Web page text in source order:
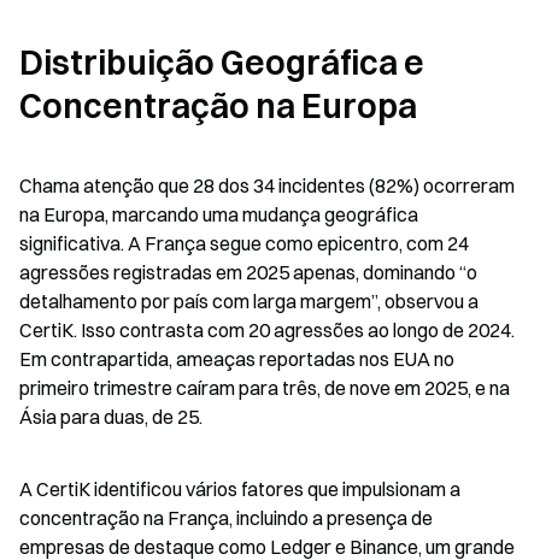
Distribuição Geográfica e
Concentração na Europa
Chama atenção que 28 dos 34 incidentes (82%) ocorreram
na Europa, marcando uma mudança geográfica
significativa. A França segue como epicentro, com 24
agressões registradas em 2025 apenas, dominando “o
detalhamento por país com larga margem”, observou a
CertiK. Isso contrasta com 20 agressões ao longo de 2024.
Em contrapartida, ameaças reportadas nos EUA no
primeiro trimestre caíram para três, de nove em 2025, e na
Ásia para duas, de 25.
A CertiK identificou vários fatores que impulsionam a
concentração na França, incluindo a presença de
empresas de destaque como Ledger e Binance, um grande